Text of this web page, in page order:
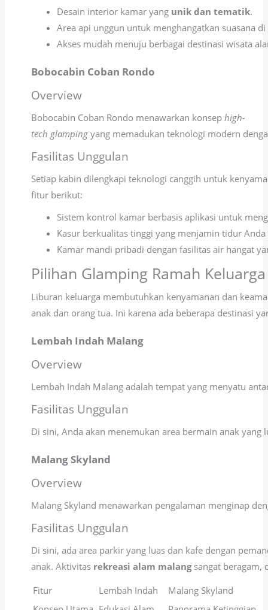
Desain interior kamar yang unik dan tematik.
Area api unggun untuk menghangatkan suasana
Akses mudah menuju berbagai destinasi wisata
Bobocabin Coban Rondo
Overview
Bobocabin Coban Rondo menawarkan konsep high-
tech glampingyang memadukan teknologi modern
Fasilitas Unggulan
Setiap kabin dilengkapi teknologi canggih untuk
fitur berikut:
Sistem kontrol kamar berbasis aplikasi untuk
Kasur berkualitas tinggi yang menjamin tidur
Kamar mandi pribadi dengan fasilitas air hangat
Pilihan Glamping Ramah Keluarga
Liburan keluarga membutuhkan kenyamanan dan
anak dan orang tua. Ini karena ada beberapa destinasi
Lembah Indah Malang
Overview
Lembah Indah Malang adalah tempat yang menyatu
Fasilitas Unggulan
Di sini, Anda akan menemukan area bermain anak
Malang Skyland
Overview
Malang Skyland menawarkan pengalaman menginap
Fasilitas Unggulan
Di sini, ada area parkir yang luas dan kafe dengan
anak. Aktivitas rekreasi alam malangsangat beragam,
Fitur
Lembah Indah
Malang Skyland